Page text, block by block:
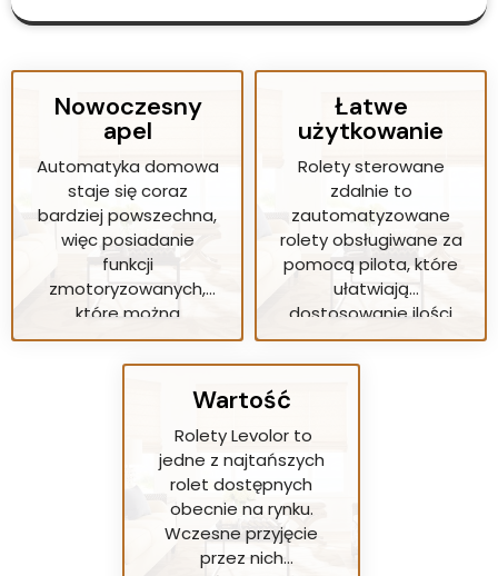
Nowoczesny
apel
Automatyka domowa
staje się coraz
bardziej powszechna,
więc posiadanie
funkcji
zmotoryzowanych,
które można
zintegrować ze
sterowaniem
smartfonem, będzie
wielką zaletą dla
Twojego komfortu i
wygody.
Łatwe
użytkowanie
Rolety sterowane
zdalnie to
zautomatyzowane
rolety obsługiwane za
pomocą pilota, które
ułatwiają
dostosowanie ilości
naturalnego światła
wpadającego do
każdej porze dnia. Ta
łatwość obsługi może
być szczególnie
korzystna, jeśli masz
większy dom, w
którym sterowanie
Wartość
Rolety Levolor to
jedne z najtańszych
rolet dostępnych
obecnie na rynku.
Wczesne przyjęcie
przez nich